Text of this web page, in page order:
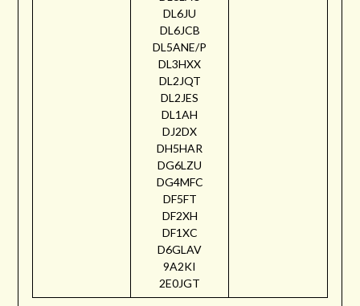
DL6JU
DL6JCB
DL5ANE/P
DL3HXX
DL2JQT
DL2JES
DL1AH
DJ2DX
DH5HAR
DG6LZU
DG4MFC
DF5FT
DF2XH
DF1XC
D6GLAV
9A2KI
2E0JGT